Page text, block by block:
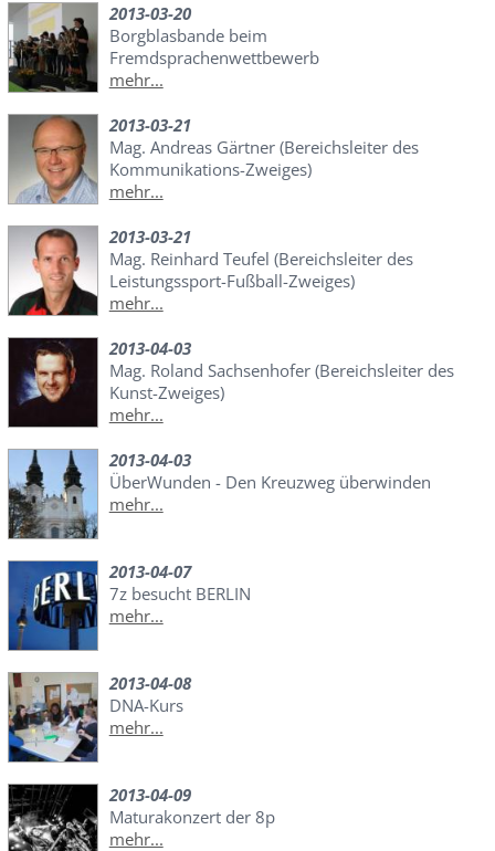
2013-03-20
Borgblasbande beim
Fremdsprachenwettbewerb
mehr...
2013-03-21
Mag. Andreas Gärtner (Bereichsleiter des
Kommunikations-Zweiges)
mehr...
2013-03-21
Mag. Reinhard Teufel (Bereichsleiter des
Leistungssport-Fußball-Zweiges)
mehr...
2013-04-03
Mag. Roland Sachsenhofer (Bereichsleiter des
Kunst-Zweiges)
mehr...
2013-04-03
ÜberWunden - Den Kreuzweg überwinden
mehr...
2013-04-07
7z besucht BERLIN
mehr...
2013-04-08
DNA-Kurs
mehr...
2013-04-09
Maturakonzert der 8p
mehr...